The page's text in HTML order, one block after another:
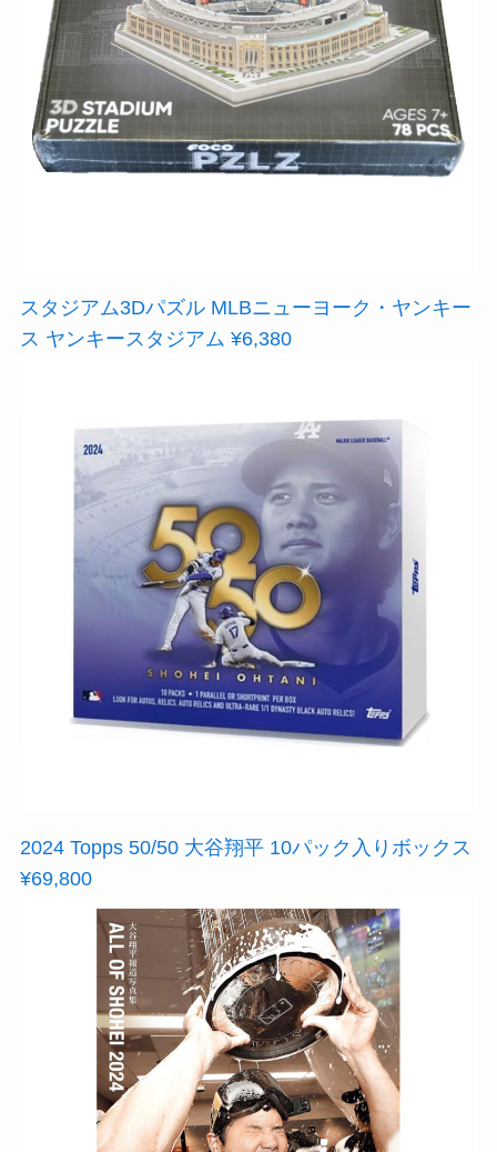
スタジアム3Dパズル MLBニューヨーク・ヤンキー
ス ヤンキースタジアム ¥6,380
2024 Topps 50/50 大谷翔平 10パック入りボックス
¥69,800